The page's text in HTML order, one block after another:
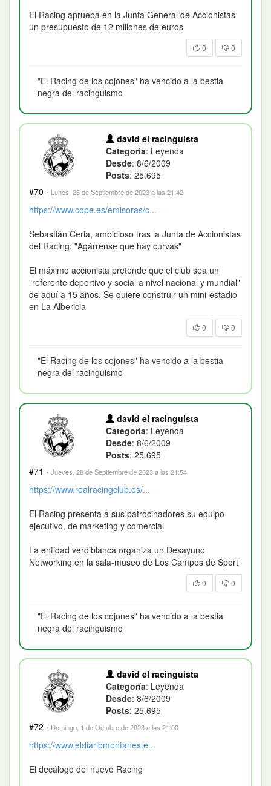
El Racing aprueba en la Junta General de Accionistas
un presupuesto de 12 millones de euros
0 0
"El Racing de los cojones" ha vencido a la bestia
negra del racinguismo
david el racinguista
Categoría: Leyenda
Desde: 8/6/2009
Posts: 25.695
#70 · Lunes, 25 de Septiembre de 2023 a las 21:42
https://www.cope.es/emisoras/c...
Sebastián Ceria, ambicioso tras la Junta de Accionistas
del Racing: "Agárrense que hay curvas"
El máximo accionista pretende que el club sea un
"referente deportivo y social a nivel nacional y mundial"
de aquí a 15 años. Se quiere construir un mini-estadio
en La Albericia
0 0
"El Racing de los cojones" ha vencido a la bestia
negra del racinguismo
david el racinguista
Categoría: Leyenda
Desde: 8/6/2009
Posts: 25.695
#71 · Jueves, 28 de Septiembre de 2023 a las 21:54
https://www.realracingclub.es/...
El Racing presenta a sus patrocinadores su equipo
ejecutivo, de marketing y comercial
La entidad verdiblanca organiza un Desayuno
Networking en la sala-museo de Los Campos de Sport
0 0
"El Racing de los cojones" ha vencido a la bestia
negra del racinguismo
david el racinguista
Categoría: Leyenda
Desde: 8/6/2009
Posts: 25.695
#72 · Domingo, 1 de Octubre de 2023 a las 21:00
https://www.eldiariomontanes.e...
El decálogo del nuevo Racing